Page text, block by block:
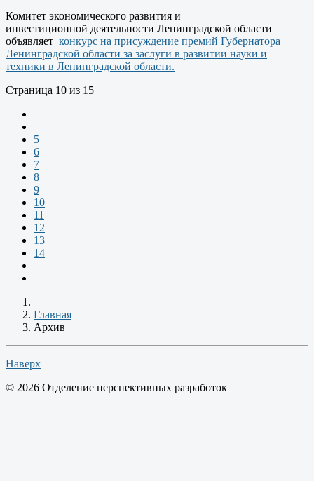
Комитет экономического развития и
инвестиционной деятельности Ленинградской области
объявляет конкурс на присуждение премий Губернатора
Ленинградской области за заслуги в развитии науки и
техники в Ленинградской области.
Страница 10 из 15
5
6
7
8
9
10
11
12
13
14
Главная
Архив
Наверх
© 2026 Отделение перспективных разработок